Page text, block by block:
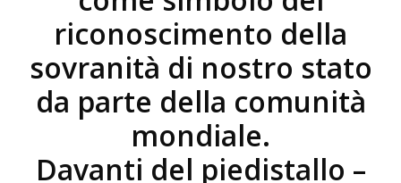
riconoscimento della
sovranità di nostro stato
da parte della comunità
mondiale.
Davanti del piedistallo –